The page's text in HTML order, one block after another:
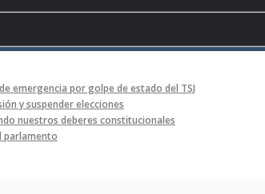
emergencia por golpe de estado del TSJ
y suspender elecciones
nuestros deberes constitucionales
parlamento